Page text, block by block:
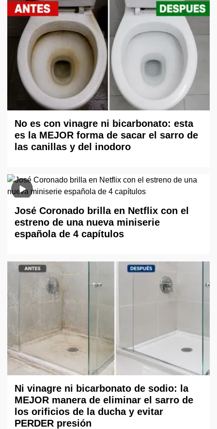
No es con vinagre ni bicarbonato: esta
es la MEJOR forma de sacar el sarro de
las canillas y del inodoro
José Coronado brilla en Netflix con el
estreno de una nueva miniserie
española de 4 capítulos
Ni vinagre ni bicarbonato de sodio: la
MEJOR manera de eliminar el sarro de
los orificios de la ducha y evitar
PERDER presión